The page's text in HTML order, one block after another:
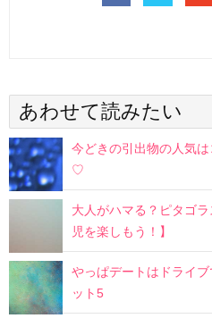
あわせて読みたい
今どきの引出物の人気
♡
大人がハマる？ピタゴ
児を楽しもう！】
やっぱデートはドライ
ット5